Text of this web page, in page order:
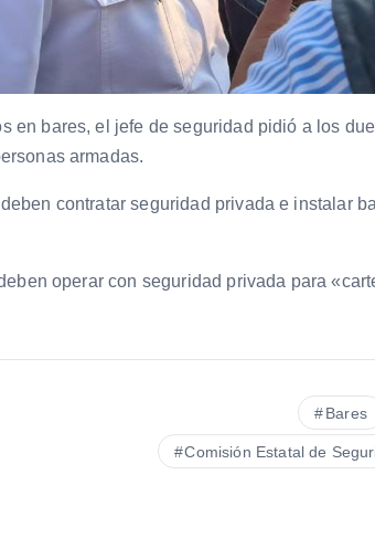
en bares, el jefe de seguridad pidió a los
armadas.
contratar seguridad privada e instalar
operar con seguridad privada para
Bares
Comisión Estatal de